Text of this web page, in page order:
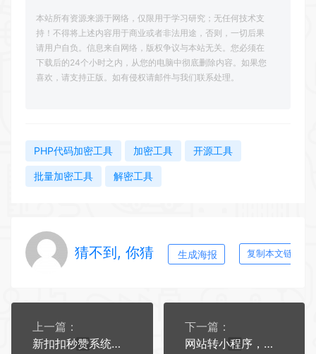
本站所有资源来源于网络，仅限用于学习研究；无任何技术支
持！不得将上述内容用于商业或者非法用途，否则，一切后果
请用户自负。信息来自网络，版权争议与本站无关。您必须在
下载后的24个小时之内，从您的电脑中彻底删除内容。如果您
喜欢，请支持正版。如有侵权请邮件与我们联系处理。
PHP代码加密工具 加密工具 开源工具
批量加密工具 解密工具
猜不到, 你猜 生成海报 复制本文链接
上一篇：
新扣扣秒赞系统源码
下一篇：
网站转小程序，任意网址打包成小程序源码